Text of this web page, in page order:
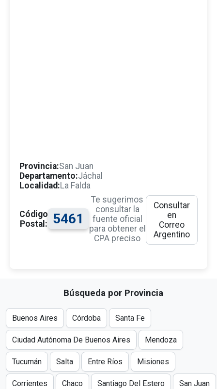
Provincia:San Juan
Departamento:Jáchal
Localidad:La Falda
Código
Postal:
5461
Te sugerimos
consultar la
fuente oficial
para obtener el
CPA preciso
Consultar
en
Correo
Argentino
Búsqueda por Provincia
Buenos Aires Córdoba Santa Fe
Ciudad Autónoma De Buenos Aires Mendoza
Tucumán Salta Entre Ríos Misiones
Corrientes Chaco Santiago Del Estero San Juan